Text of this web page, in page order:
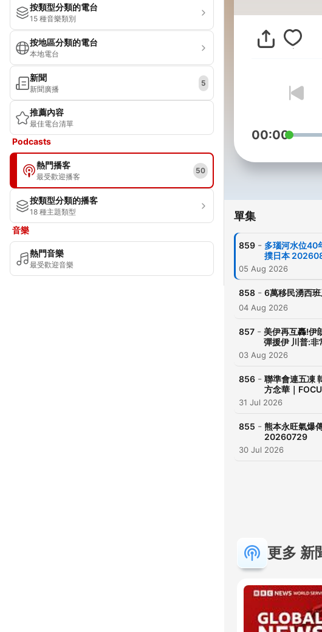
按類型分類的電台
15 種音樂類別
按地區分類的電台
本地電台
新聞
新聞廣播
5
推薦內容
最佳電台清單
Podcasts
熱門播客
最受歡迎播客
50
按類型分類的播客
18 種主題類型
音樂
熱門音樂
最受歡迎音樂
00:00
單集
859 - 多瑙河水位40
撲日本
05 Aug 2026
858 - 6萬移民湧西
04 Aug 2026
857 - 美伊再互轟!伊
彈援伊 川普:
03 Aug 2026
856 - 聯準會連五凍
方念華｜
31 Jul 2026
855 - 熊本永旺氣爆
20260729
30 Jul 2026
更多 新